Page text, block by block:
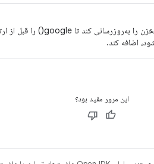
این مرور مفید بود؟